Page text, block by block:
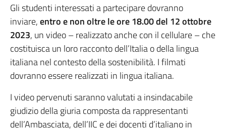
Gli studenti interessati a partecipare dovranno
inviare,entro e non oltre le ore 18.00 del 12 ottobre
2023, un video – realizzato anche con il cellulare – che
costituisca un loro racconto dell’Italia o della lingua
italiana nel contesto della sostenibilità. I filmati
dovranno essere realizzati in lingua italiana.
I video pervenuti saranno valutati a insindacabile
giudizio della giuria composta da rappresentanti
dell’Ambasciata, dell’IIC e dei docenti d’italiano in